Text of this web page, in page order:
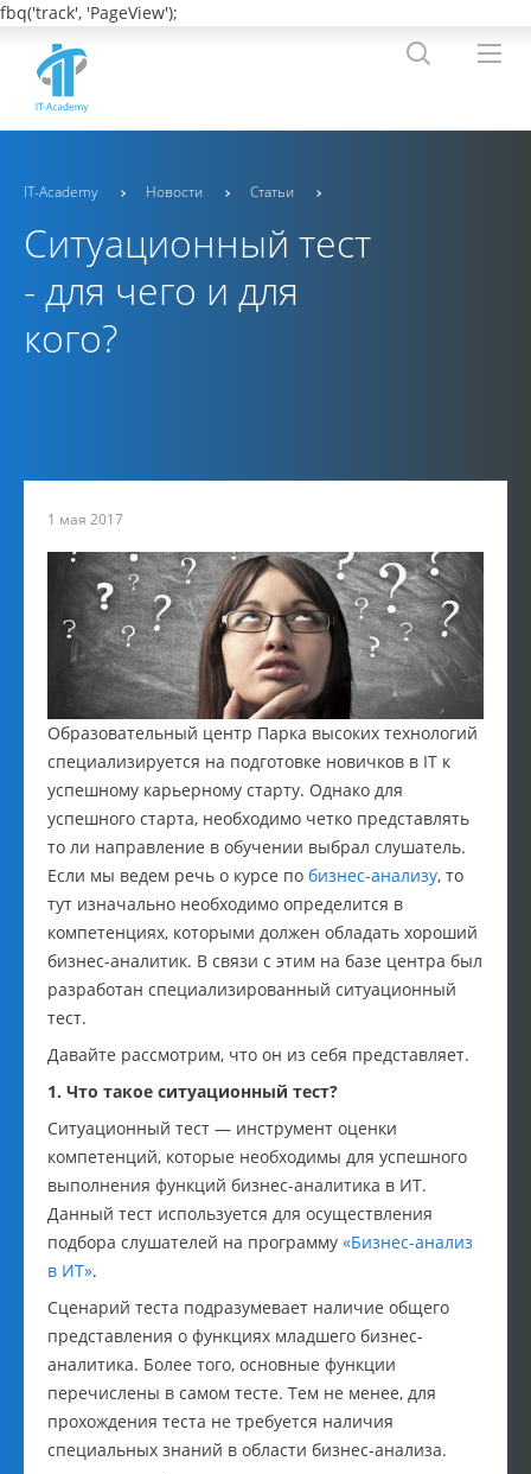
fbq('track', 'PageView');
IT-Academy Новости Статьи
Cитуационный тест
- для чего и для
кого?
1 мая 2017
Образовательный центр Парка высоких технологий
специализируется на подготовке новичков в IT к
успешному карьерному старту. Однако для
успешного старта, необходимо четко представлять
то ли направление в обучении выбрал слушатель.
Если мы ведем речь о курсе по бизнес-анализу, то
тут изначально необходимо определится в
компетенциях, которыми должен обладать хороший
бизнес-аналитик. В связи с этим на базе центра был
разработан специализированный ситуационный
тест.
Давайте рассмотрим, что он из себя представляет.
1. Что такое ситуационный тест?
Ситуационный тест — инструмент оценки
компетенций, которые необходимы для успешного
выполнения функций бизнес-аналитика в ИТ.
Данный тест используется для осуществления
подбора слушателей на программу «Бизнес-анализ
в ИТ».
Сценарий теста подразумевает наличие общего
представления о функциях младшего бизнес-
аналитика. Более того, основные функции
перечислены в самом тесте. Тем не менее, для
прохождения теста не требуется наличия
специальных знаний в области бизнес-анализа.